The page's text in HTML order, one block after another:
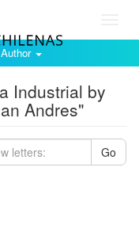
Industrial by
Andres"
Go